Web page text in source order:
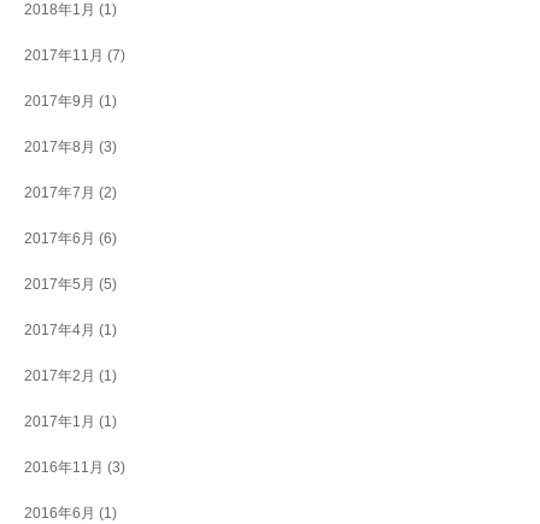
2018年1月 (1)
2017年11月 (7)
2017年9月 (1)
2017年8月 (3)
2017年7月 (2)
2017年6月 (6)
2017年5月 (5)
2017年4月 (1)
2017年2月 (1)
2017年1月 (1)
2016年11月 (3)
2016年6月 (1)